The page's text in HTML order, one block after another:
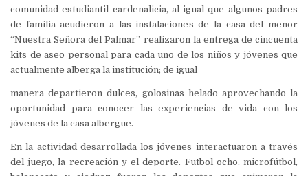
comunidad estudiantil cardenalicia, al igual que algunos padres
de familia acudieron a las instalaciones de la casa del menor
“Nuestra Señora del Palmar” realizaron la entrega de cincuenta
kits de aseo personal para cada uno de los niños y jóvenes que
actualmente alberga la institución; de igual
manera departieron dulces, golosinas helado aprovechando la
oportunidad para conocer las experiencias de vida con los
jóvenes de la casa albergue.
En la actividad desarrollada los jóvenes interactuaron a través
del juego, la recreación y el deporte. Futbol ocho, microfútbol,